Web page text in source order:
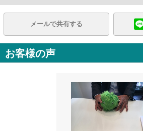
メールで共有する
お客様の声